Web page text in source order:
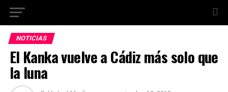
NOTICIAS
El Kanka vuelve a Cádiz más solo que
la luna